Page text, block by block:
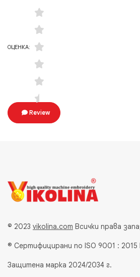
ОЦЕНКА:
Review
© 2023 vikolina.com Всички права
® Сертифицирани по ISO 9001 : 2015
Защитена марка 2024/2034 г.